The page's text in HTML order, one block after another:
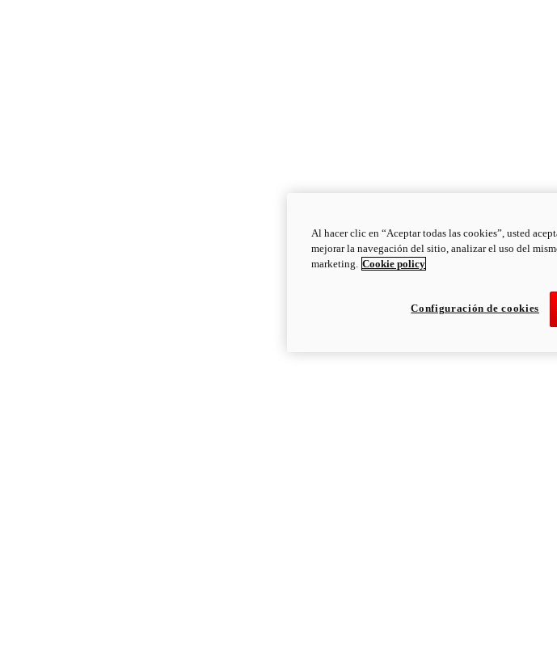
Al hacer clic en “Aceptar todas las cookies”, usted
mejorar la navegación del sitio, analizar el uso del
marketing. Cookie policy
Configuración de cookies